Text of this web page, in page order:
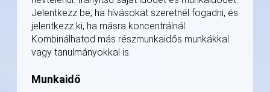
Jelentkezz be, ha hívásokat szeretnél fogadni, és
jelentkezz ki, ha másra koncentrálnál.
Kombinálhatod más részmunkaidős munkákkal
vagy tanulmányokkal is.
Munkaidő